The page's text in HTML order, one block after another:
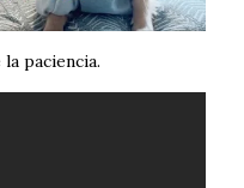
paciencia.